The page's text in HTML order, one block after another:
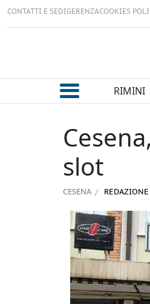
CONTATTI E SEDIGERENZACOOKIES
RIMINI
slot
CESENA